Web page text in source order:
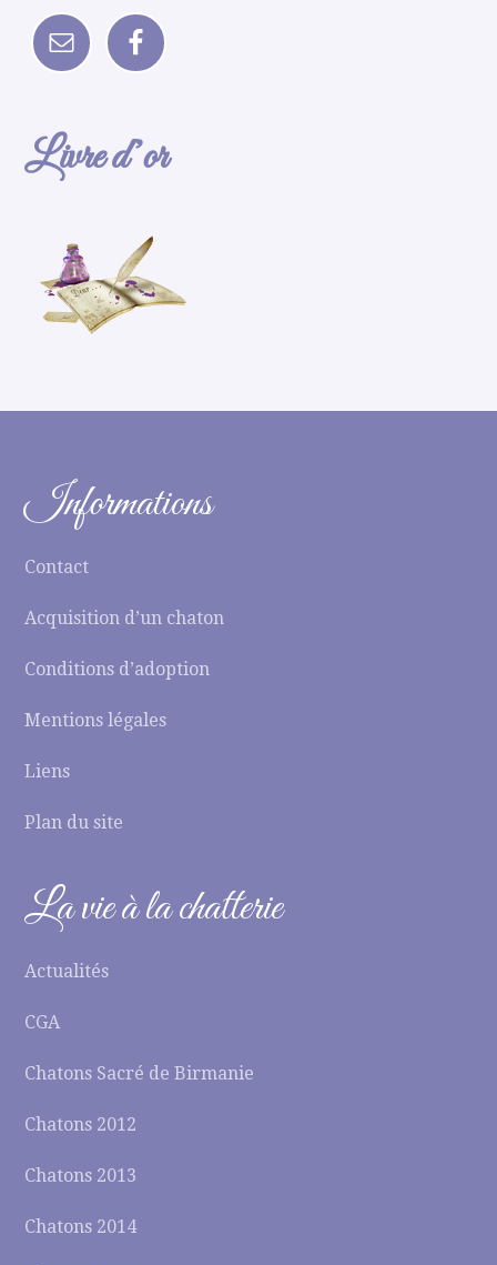
Livre d’or
Informations
Contact
Acquisition d’un chaton
Conditions d’adoption
Mentions légales
Liens
Plan du site
La vie à la chatterie
Actualités
CGA
Chatons Sacré de Birmanie
Chatons 2012
Chatons 2013
Chatons 2014